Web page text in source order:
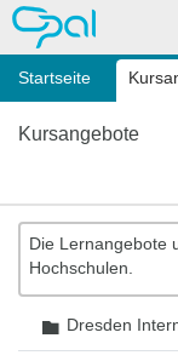
OPAL
Startseite
Kursangebote
Die Lernangebote
Hochschulen.
Ordner
Dresden